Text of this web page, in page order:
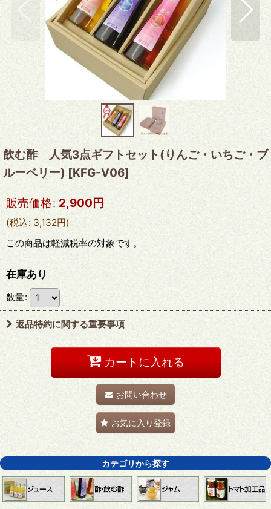
飲む酢 人気3点ギフトセット(りんご・いちご・ブ
ルーベリー) [KFG-V06]
販売価格: 2,900 円
(税込: 3,132円)
この商品は軽減税率の対象です。
在庫あり
数量:
返品特約に関する重要事項
カートに入れる
お問い合わせ
お気に入り登録
カテゴリから探す